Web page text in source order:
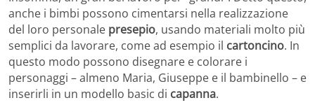
anche i bimbi possono cimentarsi nella realizzazione
del loro personale presepio, usando materiali molto più
semplici da lavorare, come ad esempio il cartoncino. In
questo modo possono disegnare e colorare i
personaggi – almeno Maria, Giuseppe e il bambinello – e
inserirli in un modello basic di capanna.